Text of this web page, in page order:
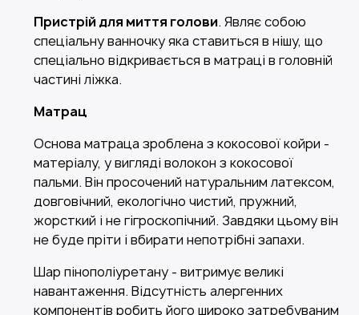
Пристрій для миття голови. Являє собою
спеціальну ванночку яка ставиться в нішу, що
спеціально відкривається в матраці в головній
частині ліжка.
Матрац
Основа матраца зроблена з кокосової койри -
матеріалу, у вигляді волокон з кокосової
пальми. Він просочений натуральним латексом,
довговічний, екологічно чистий, пружний,
жорсткий і не гігроскопічний. Завдяки цьому він
не буде пріти і вбирати непотрібні запахи.
Шар пінополіуретану - витримує великі
навантаження. Відсутність алергенних
компонентів робить його широко затребуваним